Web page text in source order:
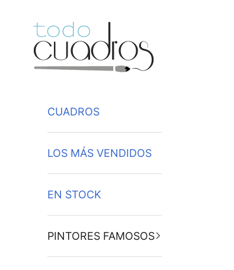
CUADROS
LOS MÁS VENDIDOS
EN STOCK
PINTORES FAMOSOS